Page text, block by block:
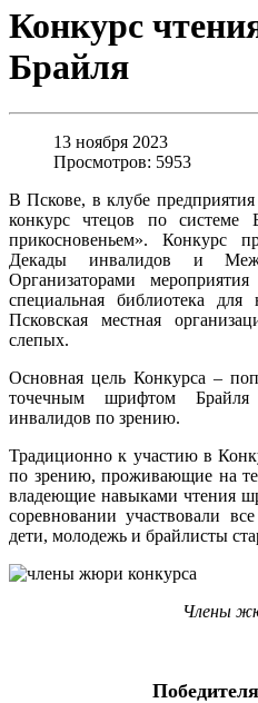
Конкурс
Брайля
13 ноября 2023
Просмотров: 5953
В Пскове, в клубе
конкурс чтецов по
прикосновеньем». Конкурс
Декады инвалидов и
Организаторами
специальная библиотека
Псковская местная
слепых.
Основная цель Конкурса –
точечным шрифтом
инвалидов по зрению.
Традиционно к участию в
по зрению, проживающие на
владеющие навыками чтения
соревновании участвовали
дети, молодежь и брайлисты
Члены